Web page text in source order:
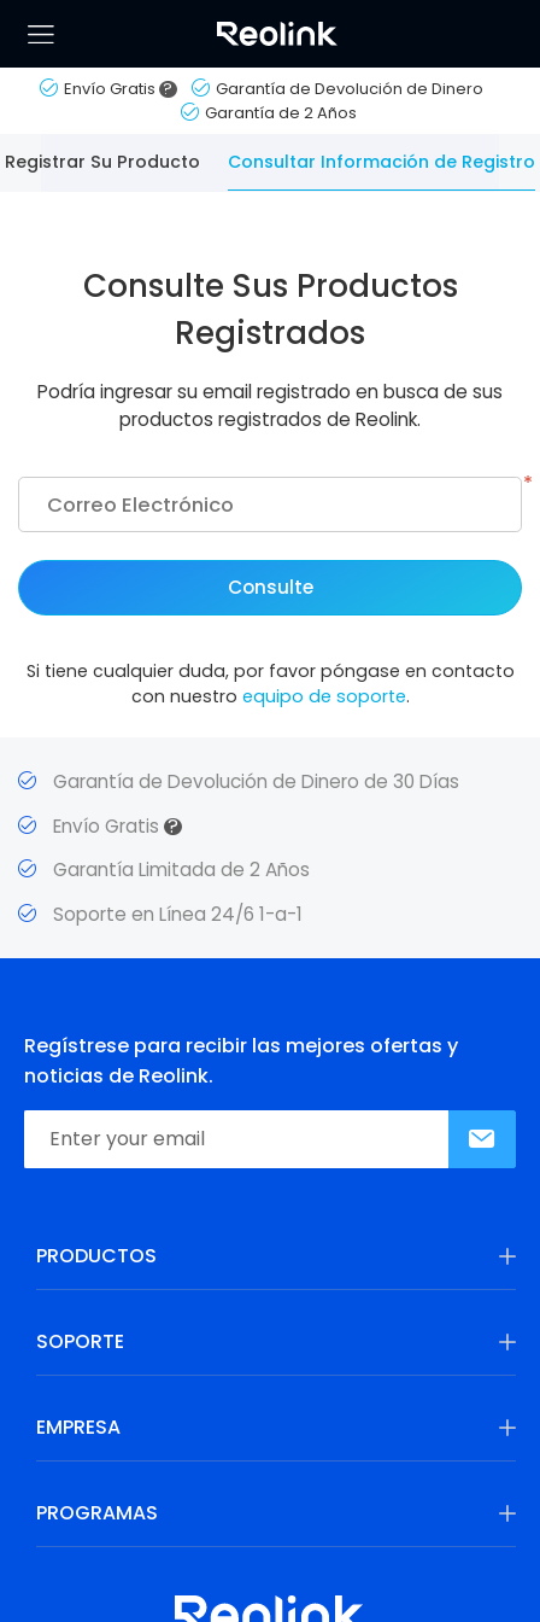
Envío Gratis ?
Garantía de Devolución de Dinero
Garantía de 2 Años
Registrar Su Producto Consultar Información de Registro
Consulte Sus Productos
Registrados
Podría ingresar su email registrado en busca de sus
productos registrados de Reolink.
Correo Electrónico
*
Consulte
Si tiene cualquier duda, por favor póngase en contacto
con nuestro equipo de soporte.
Garantía de Devolución de Dinero de 30 Días
Envío Gratis ?
Garantía Limitada de 2 Años
Soporte en Línea 24/6 1-a-1
Regístrese para recibir las mejores ofertas y
noticias de Reolink.
PRODUCTOS
SOPORTE
EMPRESA
PROGRAMAS